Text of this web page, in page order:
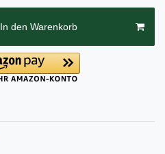
In den Warenkorb